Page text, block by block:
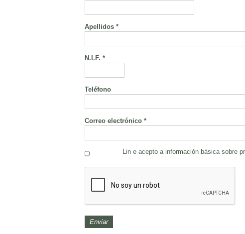
Apellidos *
N.I.F. *
Teléfono
Correo electrónico *
Lin e acepto a información básica sobre